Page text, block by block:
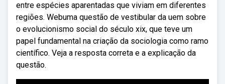
entre espécies aparentadas que viviam em diferentes
regiões. Webuma questão de vestibular da uem sobre
o evolucionismo social do século xix, que teve um
papel fundamental na criação da sociologia como ramo
científico. Veja a resposta correta e a explicação da
questão.